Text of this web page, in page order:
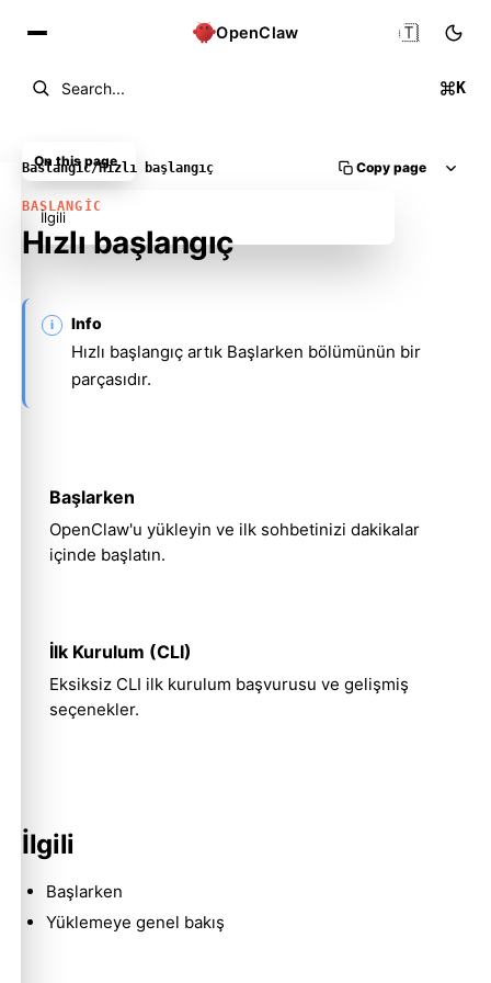
OpenClaw
Search... K
🇹🇷
Baslangic/Hızlı başlangıç Copy page
BASLANGIC
Hızlı başlangıç
Info
Hızlı başlangıç artık Başlarken bölümünün bir
parçasıdır.
Başlarken
OpenClaw'u yükleyin ve ilk sohbetinizi dakikalar
içinde başlatın.
İlk Kurulum (CLI)
Eksiksiz CLI ilk kurulum başvurusu ve gelişmiş
seçenekler.
İlgili
Başlarken
Yüklemeye genel bakış
On this page
İlgili
Molty